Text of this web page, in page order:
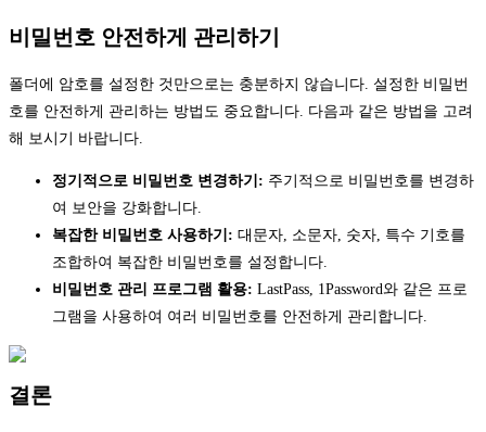
비밀번호 안전하게 관리하기
폴더에 암호를 설정한 것만으로는 충분하지 않습니다. 설정한 비밀번
호를 안전하게 관리하는 방법도 중요합니다. 다음과 같은 방법을 고려
해 보시기 바랍니다.
정기적으로 비밀번호 변경하기: 주기적으로 비밀번호를 변경하
여 보안을 강화합니다.
복잡한 비밀번호 사용하기: 대문자, 소문자, 숫자, 특수 기호를
조합하여 복잡한 비밀번호를 설정합니다.
비밀번호 관리 프로그램 활용: LastPass, 1Password와 같은 프로
그램을 사용하여 여러 비밀번호를 안전하게 관리합니다.
결론